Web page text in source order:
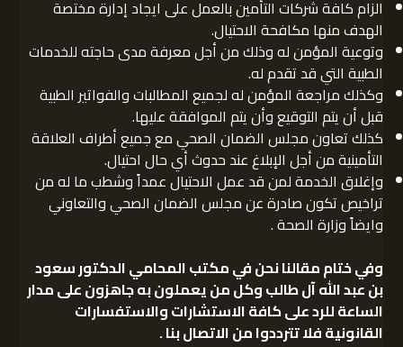
الزام كافة شركات التأمين بالعمل على ايجاد إدارة مختصة
الهدف منها مكافحة الاحتيال.
وتوعية المؤمن له وذلك من أجل معرفة مدى حاجته للخدمات
الطبية التي قد تقدم له.
وكذلك مراجعة المؤمن له لجميع المطالبات والفواتير الطبية
قبل أن يتم التوقيع وأن يتم الموافقة عليها.
كذلك تعاون مجلس الضمان الصحي مع جميع أطراف العلاقة
التأمينية من أجل الإبلاغ عند حدوث أي حال احتيال.
وإغلاق الخدمة لمن قد عمل الاحتيال عمداً وشطب ما له من
تراخيص تكون صادرة عن مجلس الضمان الصحي والتعاوني
وايضاً وزارة الصحة .
وفي ختام مقالنا نحن فيمكتب المحامي الدكتور سعود
بن عبد الله آل طالبوكل من يعملون به جاهزون على مدار
الساعة للرد على كافة الاستشارات والاستفسارات
القانونية فلا تترددوا من الاتصال بنا .